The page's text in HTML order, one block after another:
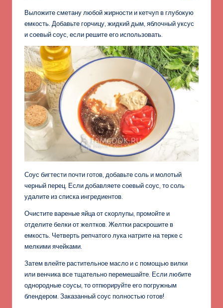
Выложите сметану любой жирности и кетчуп в глубокую
емкость. Добавьте горчицу, жидкий дым, яблочный уксус
и соевый соус, если решите его использовать.
Соус бигтести почти готов, добавьте соль и молотый
черный перец. Если добавляете соевый соус, то соль
удалите из списка ингредиентов.
Очистите вареные яйца от скорлупы, промойте и
отделите белки от желтков. Желтки раскрошите в
емкость. Четверть репчатого лука натрите на терке с
мелкими ячейками.
Затем влейте растительное масло и с помощью вилки
или венчика все тщательно перемешайте. Если любите
однородные соусы, то отпюрируйте его погружным
блендером. Заказанный соус полностью готов!